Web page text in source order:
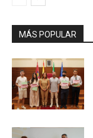
MÁS POPULAR